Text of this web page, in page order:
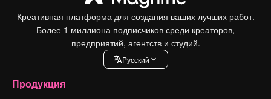
Креативная платформа для создания ваших лучших работ.
Более 1 миллиона подписчиков среди креаторов,
предприятий, агентств и студий.
Pусский
Продукция